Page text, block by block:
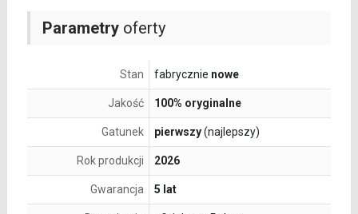
Parametryoferty
Stan fabrycznie nowe
Jakość 100% oryginalne
Gatunek pierwszy(najlepszy)
Rok produkcji 2026
Gwarancja 5 lat